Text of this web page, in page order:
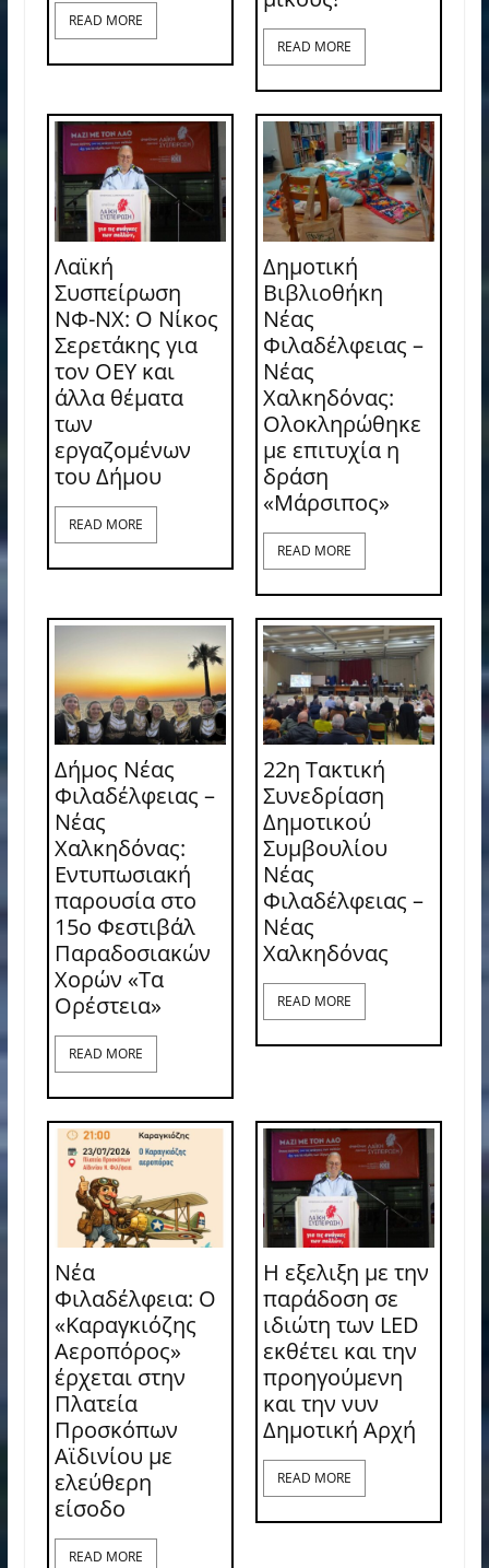
READ MORE
READ MORE
Λαϊκή
Συσπείρωση
ΝΦ-ΝΧ: O Νίκος
Σερετάκης για
τον ΟΕΥ και
άλλα θέματα
των
εργαζομένων
του Δήμου
READ MORE
Δημοτική
Βιβλιοθήκη
Νέας
Φιλαδέλφειας –
Νέας
Χαλκηδόνας:
Ολοκληρώθηκε
με επιτυχία η
δράση
«Μάρσιπος»
READ MORE
Δήμος Νέας
Φιλαδέλφειας –
Νέας
Χαλκηδόνας:
Εντυπωσιακή
παρουσία στο
15ο Φεστιβάλ
Παραδοσιακών
Χορών «Τα
Ορέστεια»
READ MORE
22η Τακτική
Συνεδρίαση
Δημοτικού
Συμβουλίου
Νέας
Φιλαδέλφειας –
Νέας
Χαλκηδόνας
READ MORE
Νέα
Φιλαδέλφεια: Ο
«Καραγκιόζης
Αεροπόρος»
έρχεται στην
Πλατεία
Προσκόπων
Αϊδινίου με
ελεύθερη
είσοδο
READ MORE
Η εξελιξη με την
παράδοση σε
ιδιώτη των LED
εκθέτει και την
προηγούμενη
και την νυν
Δημοτική Αρχή
READ MORE